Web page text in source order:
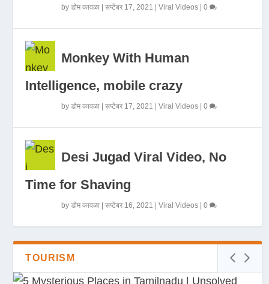
byडोम कावळा |सप्टेंबर 17, 2021 |Viral Videos |0
Monkey With Human
Intelligence, mobile crazy
byडोम कावळा |सप्टेंबर 17, 2021 |Viral Videos |0
Desi Jugad Viral Video, No
Time for Shaving
byडोम कावळा |सप्टेंबर 16, 2021 |Viral Videos |0
TOURISM